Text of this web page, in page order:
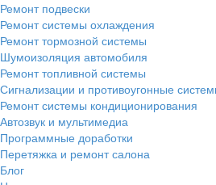
Ремонт подвески
Ремонт системы охлаждения
Ремонт тормозной системы
Шумоизоляция автомобиля
Ремонт топливной системы
Сигнализации и противоугонные
Ремонт системы кондиционирования
Автозвук и мультимедиа
Программные доработки
Перетяжка и ремонт салона
Блог